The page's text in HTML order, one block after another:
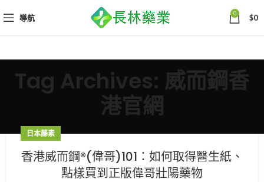
導航 0 $0
Tag Archives: 威而鋼香
港官網
日本藤素
香港威而鋼®(偉哥)101：如何取得醫生紙、
點樣買到正版偉哥壯陽藥物